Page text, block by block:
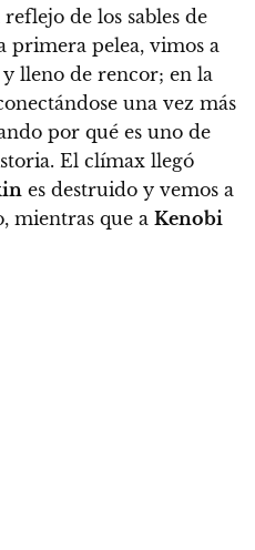
de los sables de
primera pelea, vimos a
lleno de rencor; en la
una vez más
por qué es uno de
El clímax llegó
es destruido y vemos a
mientras que a Kenobi